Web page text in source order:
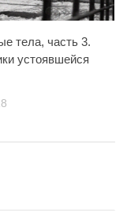
тела, часть 3.
устоявшейся